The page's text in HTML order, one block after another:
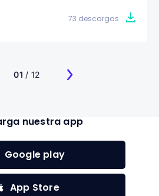
73 descargas
01 / 12
nuestra app
Google play
App Store